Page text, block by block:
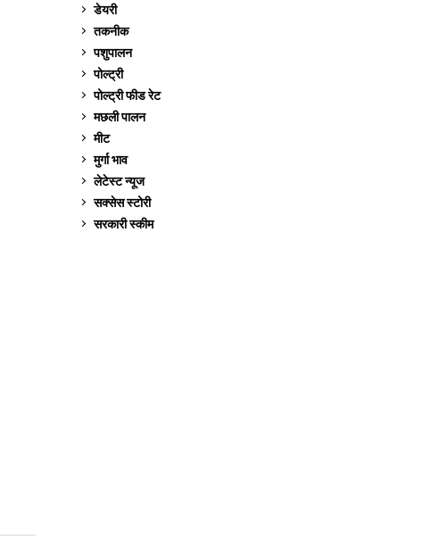
डेयरी
तकनीक
पशुपालन
पोल्ट्री
पोल्ट्री फीड रेट
मछली पालन
मीट
मुर्गा भाव
लेटेस्ट न्यूज
सक्सेस स्टो‍री
सरकारी स्की‍म